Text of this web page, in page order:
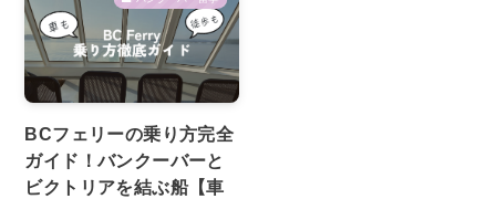
BCフェリーの乗り方完全
ガイド！バンクーバーと
ビクトリアを結ぶ船【車